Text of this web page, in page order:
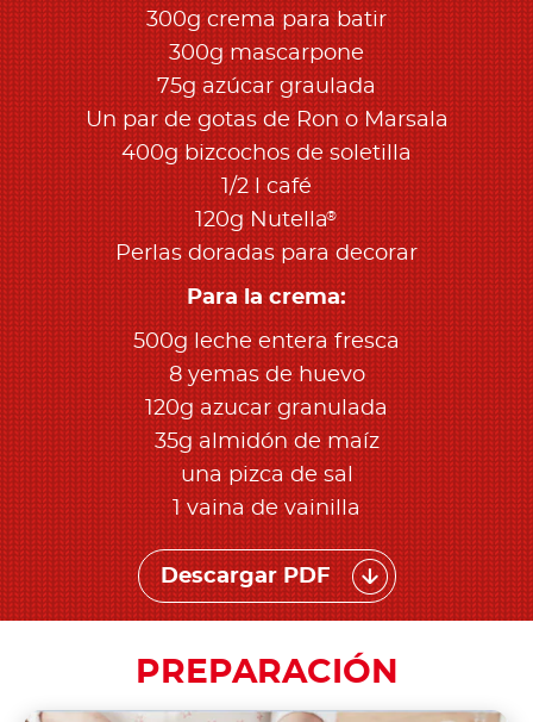
300g crema para batir
300g mascarpone
75g azúcar graulada
Un par de gotas de Ron o Marsala
400g bizcochos de soletilla
1/2 l café
120g Nutella®
Perlas doradas para decorar
Para la crema:
500g leche entera fresca
8 yemas de huevo
120g azucar granulada
35g almidón de maíz
una pizca de sal
1 vaina de vainilla
Descargar PDF
PREPARACIÓN